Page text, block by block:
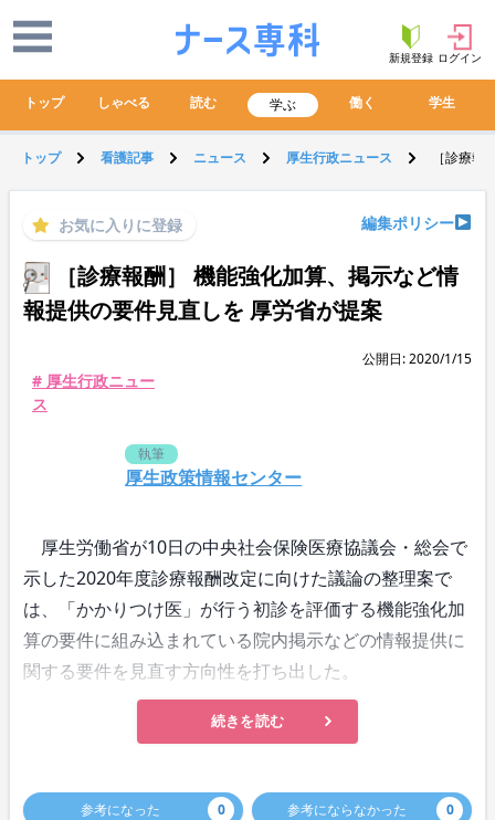
新規登録 ログイン
トップ しゃべる 読む 学ぶ 働く 学生
トップ 看護記事 ニュース 厚生行政ニュース ［診療
お気に入りに登録 編集ポリシー
［診療報酬］ 機能強化加算、掲示など情
報提供の要件見直しを 厚労省が提案
公開日: 2020/1/15
# 厚生行政ニュー
ス
執筆
厚生政策情報センター
厚生労働省が10日の中央社会保険医療協議会・総会で
示した2020年度診療報酬改定に向けた議論の整理案で
は、「かかりつけ医」が行う初診を評価する機能強化加
算の要件に組み込まれている院内掲示などの情報提供に
関する要件を見直す方向性を打ち出した。
続きを読む
参考になった 0 参考にならなかった 0